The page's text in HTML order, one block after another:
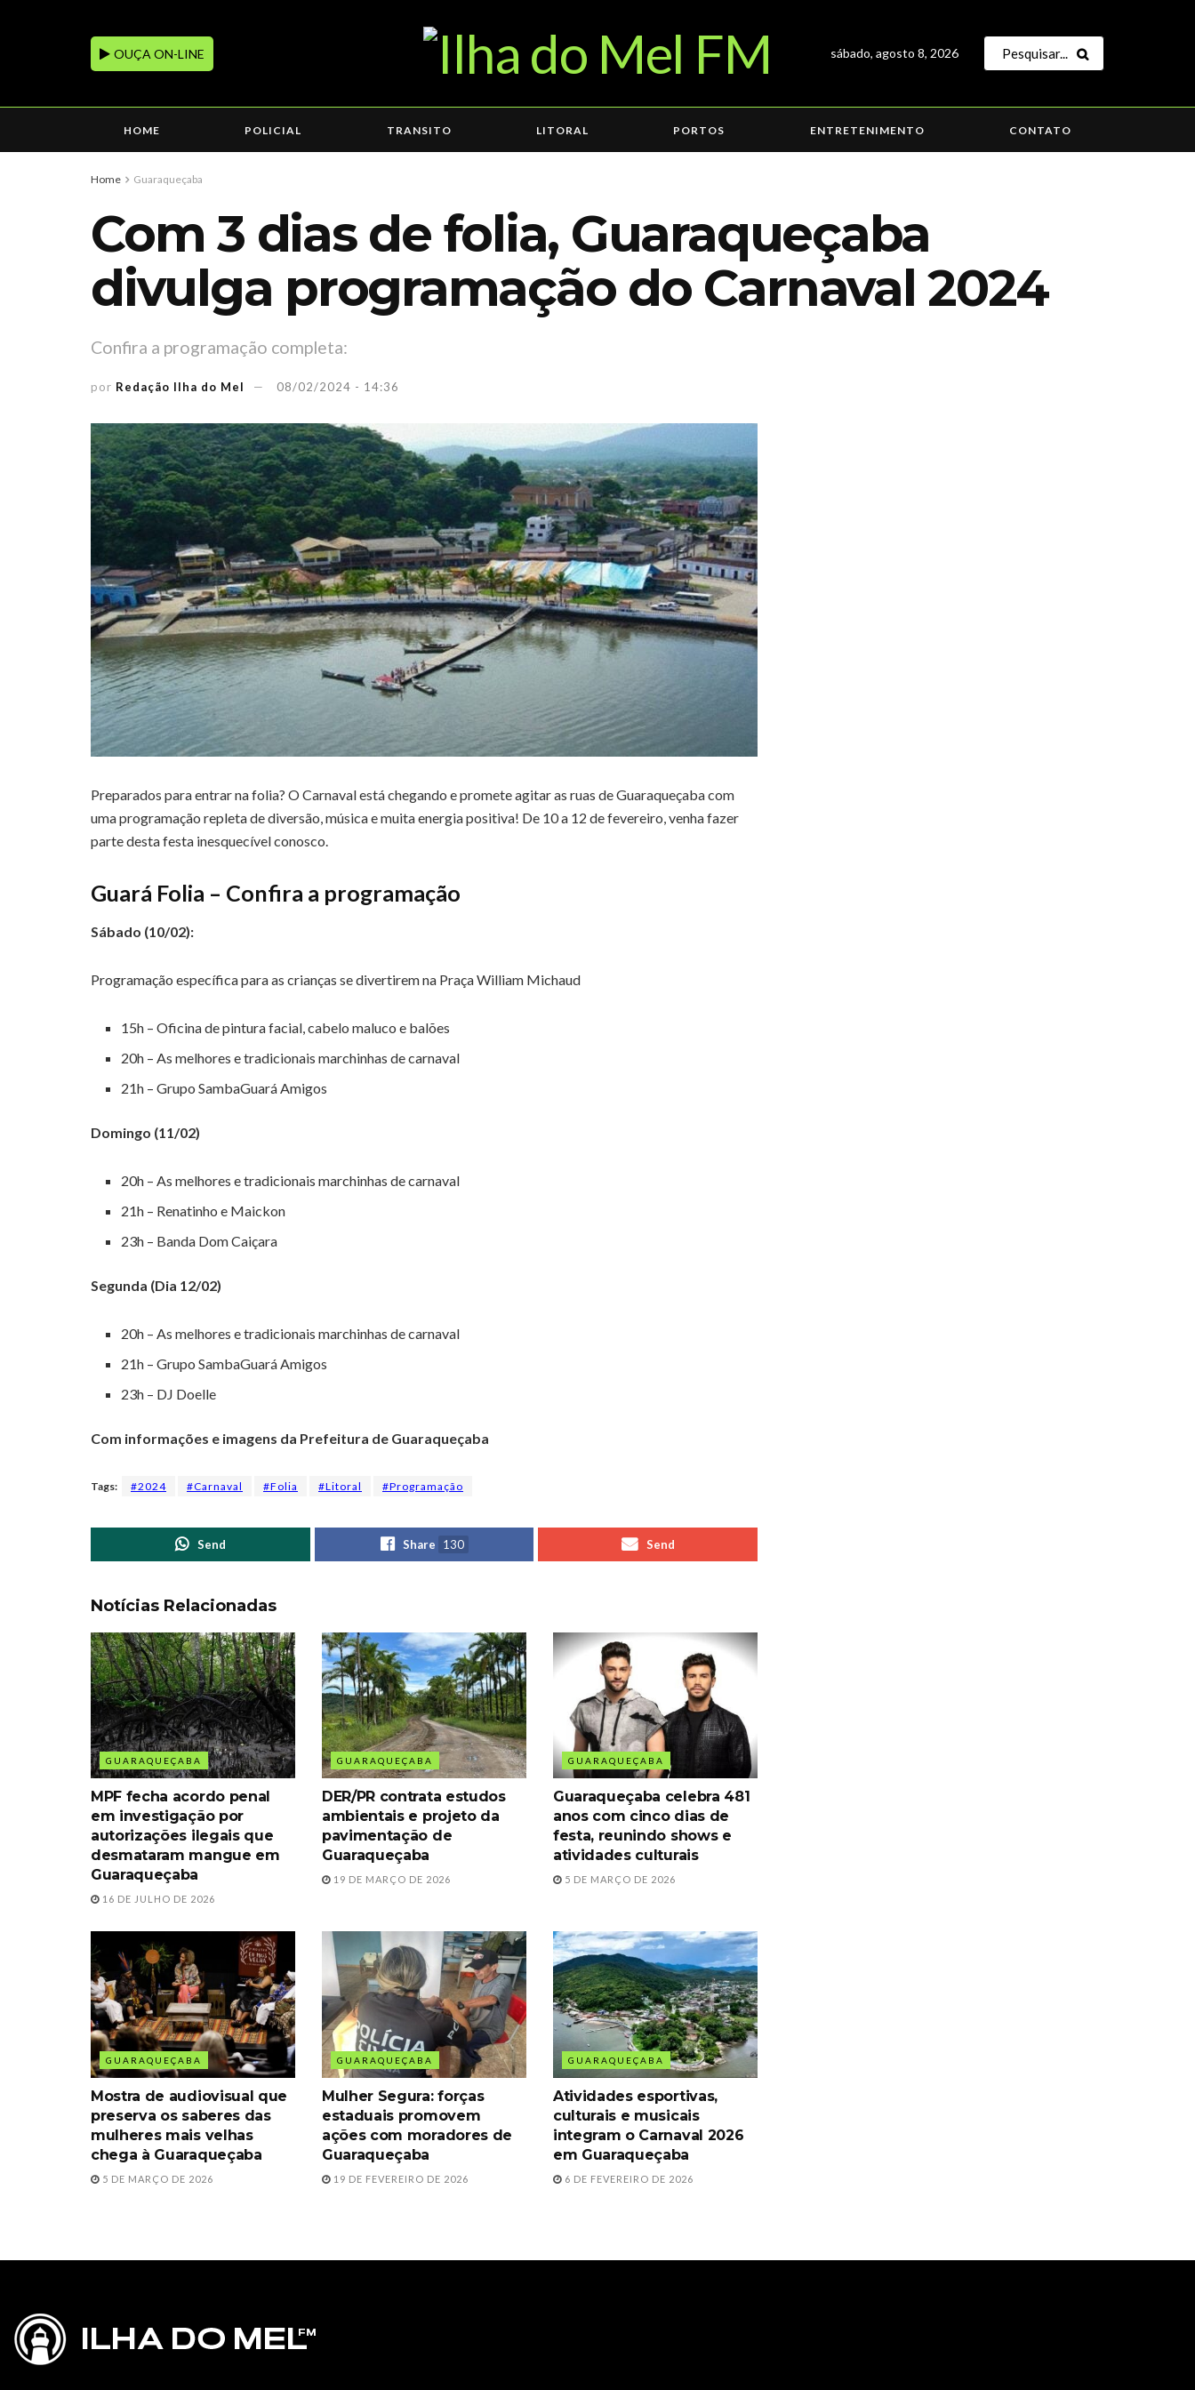
OUÇA ON-LINE sábado, agosto 8, 2026
HOME POLICIAL TRANSITO LITORAL PORTOS ENTRETENIMENTO CONTATO
Home Guaraqueçaba
Com 3 dias de folia, Guaraqueçaba
divulga programação do Carnaval 2024
Confira a programação completa:
por Redação Ilha do Mel 08/02/2024 - 14:36
Preparados para entrar na folia? O Carnaval está chegando e promete agitar as ruas de Guaraqueçaba com
uma programação repleta de diversão, música e muita energia positiva! De 10 a 12 de fevereiro, venha fazer
parte desta festa inesquecível conosco.
Guará Folia – Confira a programação
Sábado (10/02):
Programação específica para as crianças se divertirem na Praça William Michaud
15h – Oficina de pintura facial, cabelo maluco e balões
20h – As melhores e tradicionais marchinhas de carnaval
21h – Grupo SambaGuará Amigos
Domingo (11/02)
20h – As melhores e tradicionais marchinhas de carnaval
21h – Renatinho e Maickon
23h – Banda Dom Caiçara
Segunda (Dia 12/02)
20h – As melhores e tradicionais marchinhas de carnaval
21h – Grupo SambaGuará Amigos
23h – DJ Doelle
Com informações e imagens da Prefeitura de Guaraqueçaba
Tags: #2024 #Carnaval #Folia #Litoral #Programação
Send Share 130 Send
Notícias Relacionadas
GUARAQUEÇABA
MPF fecha acordo penal
em investigação por
autorizações ilegais que
desmataram mangue em
Guaraqueçaba
16 DE JULHO DE 2026
GUARAQUEÇABA
DER/PR contrata estudos
ambientais e projeto da
pavimentação de
Guaraqueçaba
19 DE MARÇO DE 2026
GUARAQUEÇABA
Guaraqueçaba celebra 481
anos com cinco dias de
festa, reunindo shows e
atividades culturais
5 DE MARÇO DE 2026
GUARAQUEÇABA
Mostra de audiovisual que
preserva os saberes das
mulheres mais velhas
chega à Guaraqueçaba
5 DE MARÇO DE 2026
GUARAQUEÇABA
Mulher Segura: forças
estaduais promovem
ações com moradores de
Guaraqueçaba
19 DE FEVEREIRO DE 2026
GUARAQUEÇABA
Atividades esportivas,
culturais e musicais
integram o Carnaval 2026
em Guaraqueçaba
6 DE FEVEREIRO DE 2026